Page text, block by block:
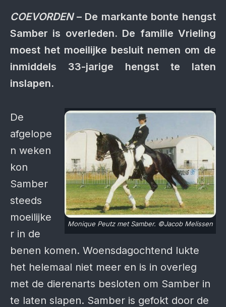
COEVORDEN– De markante bonte hengst
Samber is overleden. De familie Vrieling
moest het moeilijke besluit nemen om de
inmiddels 33-jarige hengst te laten
inslapen.
Monique Peutz met Samber. ©Jacob Melissen
De
afgelope
n weken
kon
Samber
steeds
moeilijke
r in de
benen komen. Woensdagochtend lukte
het helemaal niet meer en is in overleg
met de dierenarts besloten om Samber in
te laten slapen. Samber is gefokt door de